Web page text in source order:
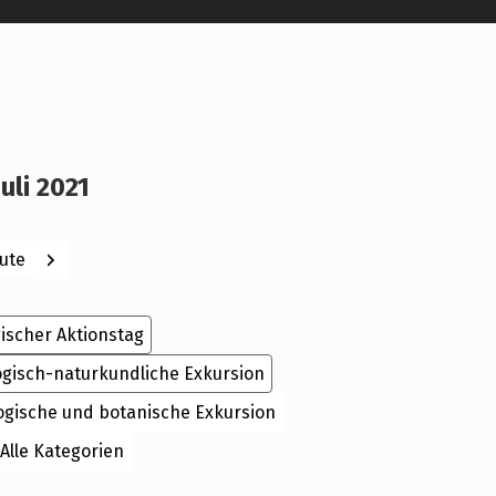
2021
Weiter
Aktionstag
naturkundliche Exkursion
und botanische Exkursion
Alle Kategorien